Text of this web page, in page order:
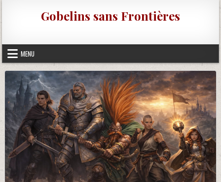
Gobelins sans Frontières
MENU